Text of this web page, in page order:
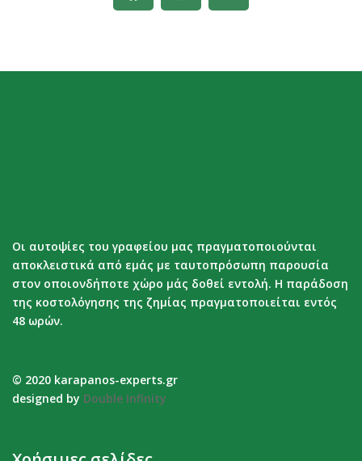
Οι αυτοψίες του γραφείου μας πραγματοποιούνται
αποκλειστικά από εμάς με ταυτοπρόσωπη παρουσία
στον οποιονδήποτε χώρο μάς δοθεί εντολή. Η παράδοση
της κοστολόγησης της ζημίας πραγματοποιείται εντός
48 ωρών.
© 2020 karapanos-experts.gr
designed by Double Infinity